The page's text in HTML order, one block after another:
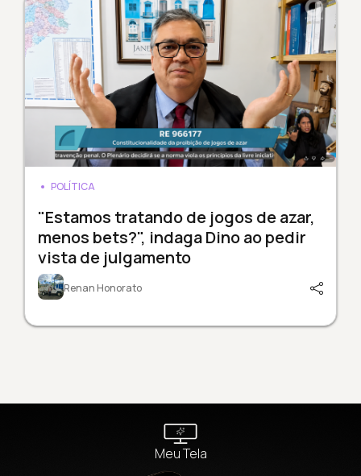
POLÍTICA
"Estamos tratando de jogos de azar,
menos bets?", indaga Dino ao pedir
vista de julgamento
Renan Honorato
Meu Tela